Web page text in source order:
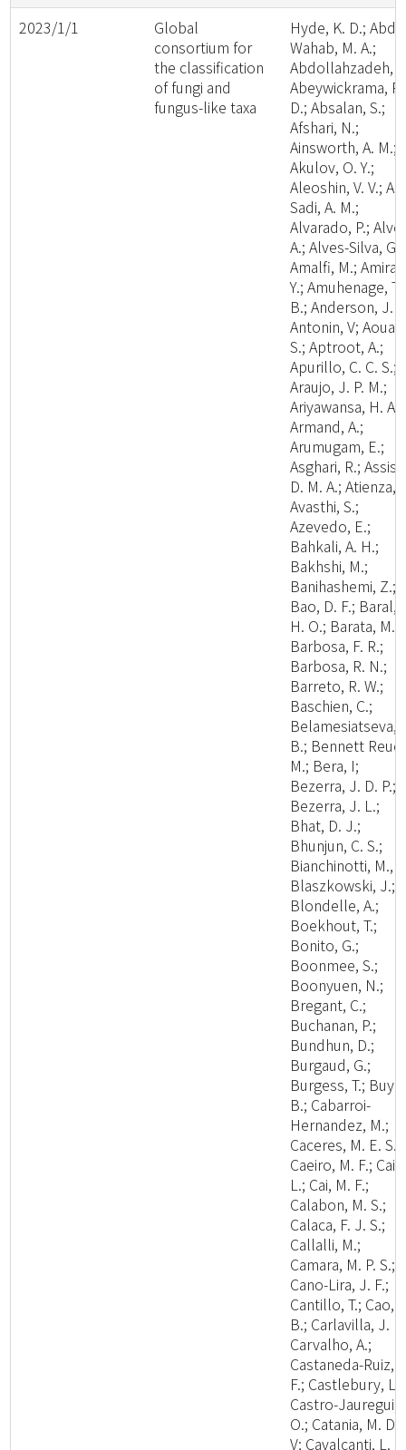
2023/1/1
Global
consortium for
the classification
of fungi and
fungus-like taxa
Hyde, K. D.;
Wahab, M. A.;
Abdollahzadeh,
Abeywickrama, P.
D.; Absalan, S.;
Afshari, N.;
Ainsworth, A. M.;
Akulov, O. Y.;
Aleoshin, V. V.; Al-
Sadi, A. M.;
Alvarado, P.;
A.; Alves-Silva, G.;
Amalfi, M.; Amira,
Y.; Amuhenage, T.
B.; Anderson, J.
Antonin, V; Aouali,
S.; Aptroot, A.;
Apurillo, C. C. S.;
Araujo, J. P. M.;
Ariyawansa, H. A.;
Armand, A.;
Arumugam, E.;
Asghari, R.; Assis,
D. M. A.; Atienza,
Avasthi, S.;
Azevedo, E.;
Bahkali, A. H.;
Bakhshi, M.;
Banihashemi, Z.;
Bao, D. F.; Baral,
H. O.; Barata, M.;
Barbosa, F. R.;
Barbosa, R. N.;
Barreto, R. W.;
Baschien, C.;
Belamesiatseva,
B.; Bennett
M.; Bera, I;
Bezerra, J. D. P.;
Bezerra, J. L.;
Bhat, D. J.;
Bhunjun, C. S.;
Bianchinotti, M.,
Blaszkowski, J.;
Blondelle, A.;
Boekhout, T.;
Bonito, G.;
Boonmee, S.;
Boonyuen, N.;
Bregant, C.;
Buchanan, P.;
Bundhun, D.;
Burgaud, G.;
Burgess, T.;
B.; Cabarroi-
Hernandez, M.;
Caceres, M. E. S.;
Caeiro, M. F.; Cai,
L.; Cai, M. F.;
Calabon, M. S.;
Calaca, F. J. S.;
Callalli, M.;
Camara, M. P. S.;
Cano-Lira, J. F.;
Cantillo, T.; Cao,
B.; Carlavilla, J.
Carvalho, A.;
Castaneda-Ruiz,
F.; Castlebury, L.;
Castro-Jauregui,
O.; Catania, M. D.,
V; Cavalcanti, L.